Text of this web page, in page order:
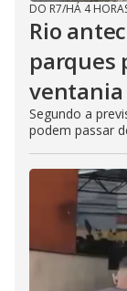
DO R7/HÁ 4
Rio
parques
ventania
Segundo a
podem passar